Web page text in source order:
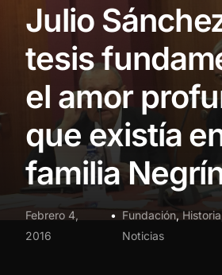
Julio
tesis
el amor
que existía
familia
Febrero 4,
2016
Fundación, Historia
Noticias
Noticias
Material didáctico
Transparencia